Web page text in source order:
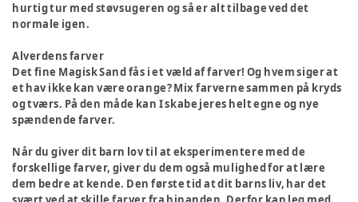
hurtig tur med støvsugeren og så er alt tilbage ved det
normale igen.
Alverdens farver
Det fine Magisk Sand fås i et væld af farver! Og hvem siger at
et hav ikke kan være orange? Mix farverne sammen på kryds
og tværs. På den måde kan I skabe jeres helt egne og nye
spændende farver.
Når du giver dit barn lov til at eksperimentere med de
forskellige farver, giver du dem også mulighed for at lære
dem bedre at kende. Den første tid at dit barns liv, har det